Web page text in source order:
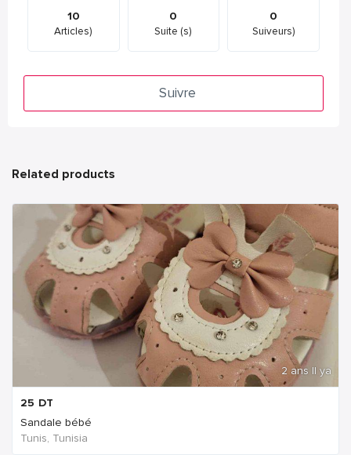
10
Articles)
0
Suite (s)
0
Suiveurs)
Suivre
Related products
2 ans Il ya
25 DT
Sandale bébé
Tunis, Tunisia